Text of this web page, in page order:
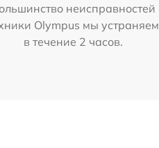
неисправностей
Olympus мы устраняем
в течение 2 часов.